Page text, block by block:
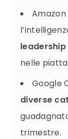
nelle
Google
diverse
trimestre.